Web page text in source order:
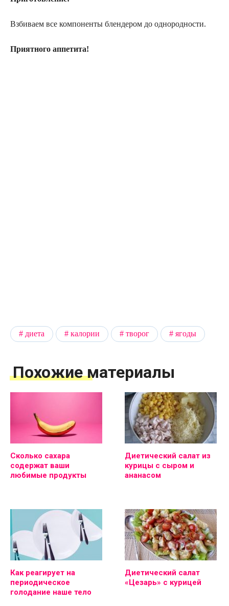
Взбиваем все компоненты блендером до однородности.
Приятного аппетита!
диета калории творог ягоды
Похожие материалы
Сколько сахара
содержат ваши
любимые продукты
Диетический салат из
курицы с сыром и
ананасом
Как реагирует на
периодическое
голодание наше тело
Диетический салат
«Цезарь» с курицей